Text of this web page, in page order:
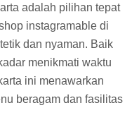
adalah pilihan tepat
instagramable di
dan nyaman. Baik
menikmati waktu
ini menawarkan
beragam dan fasilitas